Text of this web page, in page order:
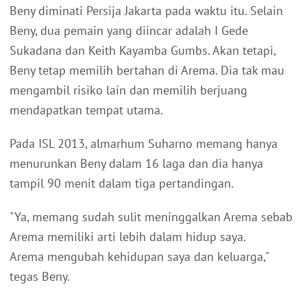
Beny diminati Persija Jakarta pada waktu itu. Selain
Beny, dua pemain yang diincar adalah I Gede
Sukadana dan Keith Kayamba Gumbs. Akan tetapi,
Beny tetap memilih bertahan di Arema. Dia tak mau
mengambil risiko lain dan memilih berjuang
mendapatkan tempat utama.
Pada ISL 2013, almarhum Suharno memang hanya
menurunkan Beny dalam 16 laga dan dia hanya
tampil 90 menit dalam tiga pertandingan.
"Ya, memang sudah sulit meninggalkan Arema sebab
Arema memiliki arti lebih dalam hidup saya.
Arema mengubah kehidupan saya dan keluarga,"
tegas Beny.